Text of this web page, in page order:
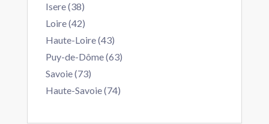
Isere (38)
Loire (42)
Haute-Loire (43)
Puy-de-Dôme (63)
Savoie (73)
Haute-Savoie (74)